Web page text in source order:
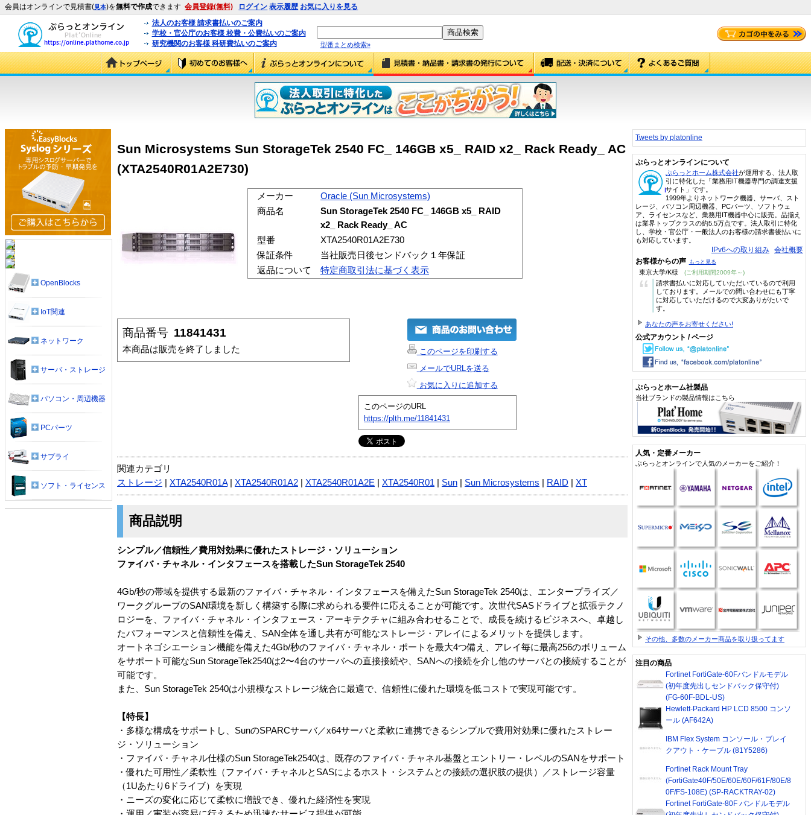
会員はオンラインで見積書(見本)を無料で作成できます 会員登録(無料) ログイン 表示履歴 お気に入りを見る
法人のお客様 請求書払いのご案内
学校・官公庁のお客様 校費・公費払いのご案内
研究機関のお客様 科研費払いのご案内
型番まとめ検索»
Sun Microsystems Sun StorageTek 2540 FC_ 146GB x5_ RAID x2_ Rack Ready_ AC
(XTA2540R01A2E730)
メーカー
Oracle (Sun Microsystems)
商品名
Sun StorageTek 2540 FC_ 146GB x5_ RAID
x2_ Rack Ready_ AC
型番
XTA2540R01A2E730
保証条件
当社販売日後センドバック１年保証
返品について
特定商取引法に基づく表示
商品番号 11841431
本商品は販売を終了しました
このページを印刷する
メールでURLを送る
お気に入りに追加する
このページのURL
https://plth.me/11841431
関連カテゴリ
ストレージ
XTA2540R01A| XTA2540R01A2 XTA2540R01A2E XTA2540R01 Sun Sun Microsystems RAID XT
商品説明
シンプル／信頼性／費用対効果に優れたストレージ・ソリューション
ファイバ・チャネル・インタフェースを搭載したSun StorageTek 2540
4Gb/秒の帯域を提供する最新のファイバ・チャネル・インタフェースを備えたSun StorageTek 2540は、エンタープライズ／
ワークグループのSAN環境を新しく構築する際に求められる要件に応えることが可能です。次世代SASドライブと拡張テクノ
ロジーを、ファイバ・チャネル・インタフェース・アーキテクチャに組み合わせることで、成長を続けるビジネスへ、卓越し
たパフォーマンスと信頼性を備え、SAN全体を通し共有が可能なストレージ・アレイによるメリットを提供します。
オートネゴシエーション機能を備えた4Gb/秒のファイバ・チャネル・ポートを最大4つ備え、アレイ毎に最高256のボリューム
をサポート可能なSun StorageTek2540は2〜4台のサーバへの直接接続や、SANへの接続を介し他のサーバとの接続することが
可能です。
また、Sun StorageTek 2540は小規模なストレージ統合に最適で、信頼性に優れた環境を低コストで実現可能です。
【特長】
・多様な構成をサポートし、SunのSPARCサーバ／x64サーバと柔軟に連携できるシンプルで費用対効果に優れたストレー
ジ・ソリューション
・ファイバ・チャネル仕様のSun StorageTek2540は、既存のファイバ・チャネル基盤とエントリー・レベルのSANをサポート
・優れた可用性／柔軟性（ファイバ・チャネルとSASによるホスト・システムとの接続の選択肢の提供）／ストレージ容量
（1Uあたり6ドライブ）を実現
・ニーズの変化に応じて柔軟に増設でき、優れた経済性を実現
OpenBlocks
IoT関連
ネットワーク
サーバ・ストレージ
パソコン・周辺機器
PCパーツ
サプライ
ソフト・ライセンス
Tweets by platonline
ぷらっとオンラインについて
ぷらっとホーム株式会社が運用する、法人取
引に特化した「業務用IT機器専門の調達支援
サイト」です。
1999年よりネットワーク機器、サーバ、スト
レージ、パソコン周辺機器、PCパーツ、ソフトウェ
ア、ライセンスなど、業務用IT機器中心に販売。品揃え
は業界トップクラスの約5.5万点です。法人取引に特化
し、学校・官公庁・一般法人のお客様の請求書後払いに
も対応しています。
IPv6への取り組み 会社概要
お客様からの声 もっと見る
東京大学/K様 (ご利用期間2009年～)
“
請求書払いに対応していただいているので利用
しております。メールでの問い合わせにも丁寧
に対応していただけるので大変ありがたいで
す。
あなたの声をお寄せください!
公式アカウント / ページ
ぷらっとホーム社製品
当社ブランドの製品情報はこちら
人気・定番メーカー
ぷらっとオンラインで人気のメーカーをご紹介！
その他、多数のメーカー商品を取り扱ってます
注目の商品
Fortinet FortiGate-60Fバンドルモデル
(初年度先出しセンドバック保守付)
(FG-60F-BDL-US)
Hewlett-Packard HP LCD 8500 コンソ
ール (AF642A)
IBM Flex System コンソール・ブレイ
クアウト・ケーブル (81Y5286)
Fortinet Rack Mount Tray
(FortiGate40F/50E/60E/60F/61F/80E/8
0F/FS-108E) (SP-RACKTRAY-02)
Fortinet FortiGate-80F バンドルモデル